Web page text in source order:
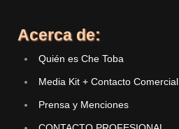
Acerca de:
Quién es Che Toba
Media Kit + Contacto Comercial
Prensa y Menciones